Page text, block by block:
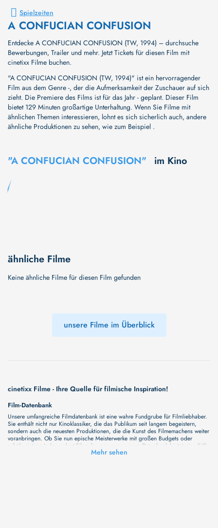
Spielzeiten
A CONFUCIAN CONFUSION
Entdecke A CONFUCIAN CONFUSION (TW, 1994) – durchsuche
Bewerbungen, Trailer und mehr. Jetzt Tickets für diesen Film mit
cinetixx Filme buchen.
"A CONFUCIAN CONFUSION (TW, 1994)" ist ein hervorragender
Film aus dem Genre -, der die Aufmerksamkeit der Zuschauer auf sich
zieht. Die Premiere des Films ist für das Jahr - geplant. Dieser Film
bietet 129 Minuten großartige Unterhaltung. Wenn Sie Filme mit
ähnlichen Themen interessieren, lohnt es sich sicherlich auch, andere
ähnliche Produktionen zu sehen, wie zum Beispiel .
"A CONFUCIAN CONFUSION" im Kino
ähnliche Filme
Keine ähnliche Filme für diesen Film gefunden
unsere Filme im Überblick
cinetixx Filme - Ihre Quelle für filmische Inspiration!
Film-Datenbank
Unsere umfangreiche Filmdatenbank ist eine wahre Fundgrube für Filmliebhaber.
Sie enthält nicht nur Kinoklassiker, die das Publikum seit langem begeistern,
sondern auch die neuesten Produktionen, die die Kunst des Filmemachens weiter
voranbringen. Ob Sie nun epische Meisterwerke mit großen Budgets oder
subtile, intime Independent-Filme bevorzugen, unsere Datenbank bietet eine Fülle
von Inhalten, die Ihr Herz und Ihren Geist berühren werden. Beim Durchstöbern
Mehr sehen